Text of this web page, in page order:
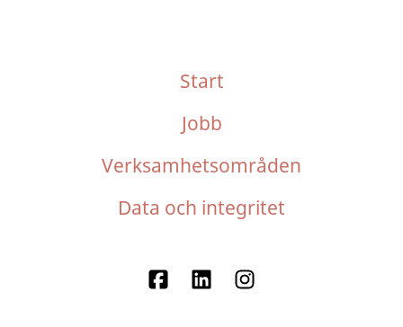
Start
Jobb
Verksamhetsområden
Data och integritet